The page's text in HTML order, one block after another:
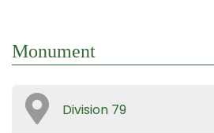
Monument
Division 79